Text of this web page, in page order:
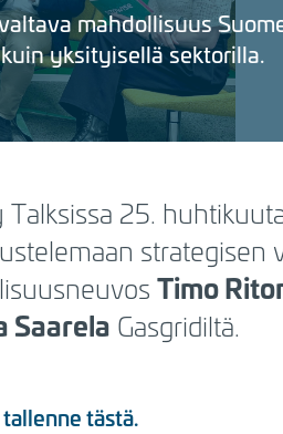
mahdollisuus
yksityisellä sektorilla.
Talksissa 25.
strategisen
Timo
Saarela Gasgridiltä.
tästä.